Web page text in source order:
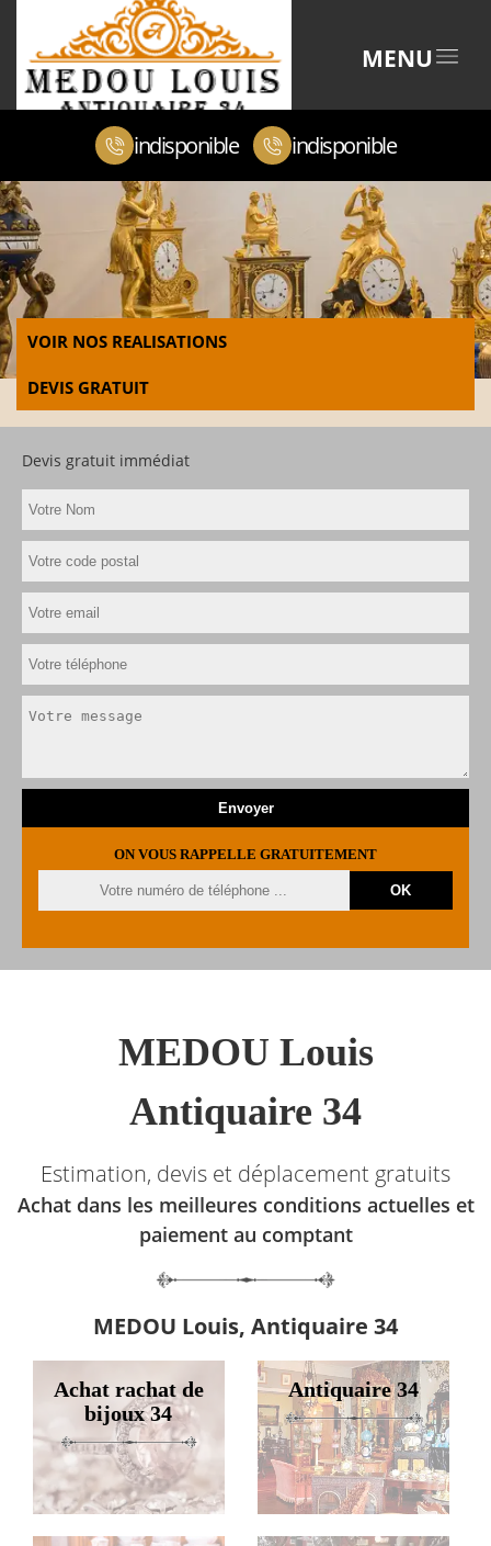
MENU
indisponible indisponible
VOIR NOS REALISATIONS
DEVIS GRATUIT
Devis gratuit immédiat
ON VOUS RAPPELLE GRATUITEMENT
MEDOU Louis
Antiquaire 34
Estimation, devis et déplacement gratuits
Achat dans les meilleures conditions actuelles et
paiement au comptant
MEDOU Louis, Antiquaire 34
Achat rachat de
bijoux 34
Antiquaire 34